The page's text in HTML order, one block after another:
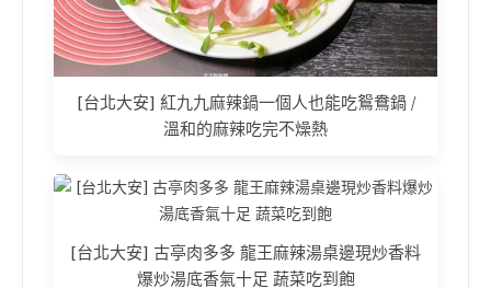
[台北大安] 紅九九麻辣鍋一個人也能吃鴛鴦鍋 /
溫和的麻辣吃完不燥熱
[台北大安] 古亭肉多多 龍王麻辣湯桌邊現炒香料
爆炒湯底香氣十足 蔬菜吃到飽